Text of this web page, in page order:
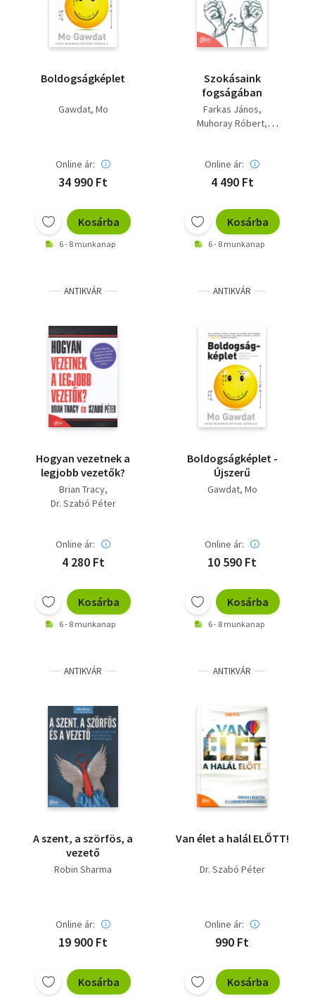
Boldogságképlet
Gawdat, Mo
Online ár:
34 990 Ft
Kosárba
6 - 8 munkanap
Szokásaink
fogságában
Farkas János
Muhoray Róbert
Online ár:
4 490 Ft
Kosárba
6 - 8 munkanap
ANTIKVÁR
Hogyan vezetnek a
legjobb vezetők?
Brian Tracy
Dr. Szabó Péter
Online ár:
4 280 Ft
Kosárba
6 - 8 munkanap
ANTIKVÁR
Boldogságképlet -
Újszerű
Gawdat, Mo
Online ár:
10 590 Ft
Kosárba
6 - 8 munkanap
ANTIKVÁR
A szent, a szörfös, a
vezető
Robin Sharma
Online ár:
19 900 Ft
Kosárba
ANTIKVÁR
Van élet a halál ELŐTT!
Dr. Szabó Péter
Online ár:
990 Ft
Kosárba